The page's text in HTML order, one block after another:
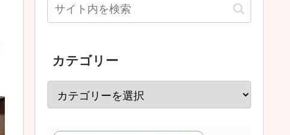
カテゴリー